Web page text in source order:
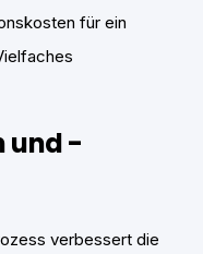
für ein
und -
verbessert die